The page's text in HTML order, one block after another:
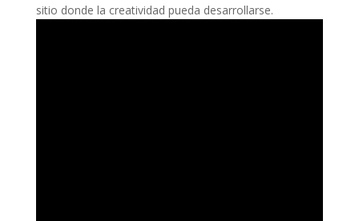
sitio donde la creatividad pueda desarrollarse.